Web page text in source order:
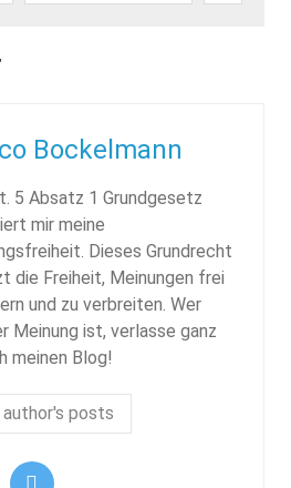
Bockelmann
5 Absatz 1 Grundgesetz
mir meine
Dieses Grundrecht
die Freiheit, Meinungen frei
und zu verbreiten. Wer
Meinung ist, verlasse ganz
meinen Blog!
author's posts